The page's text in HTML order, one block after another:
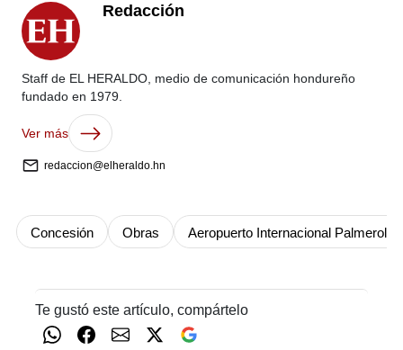
Redacción
Staff de EL HERALDO, medio de comunicación hondureño
fundado en 1979.
Ver más
redaccion@elheraldo.hn
Concesión Obras Aeropuerto Internacional Palmerola
Te gustó este artículo, compártelo